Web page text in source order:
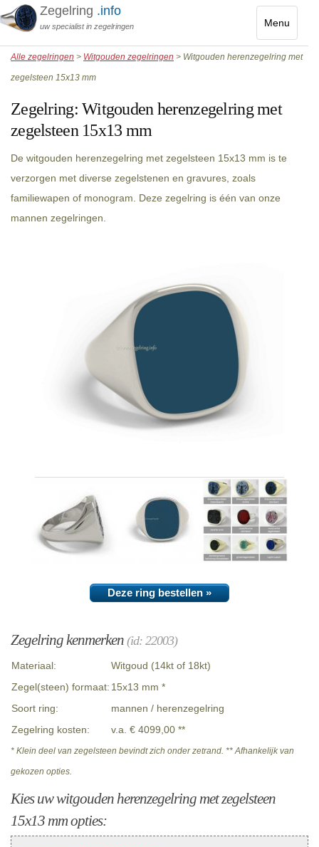
Menu
Toggle
Zegelring .info
uw specialist in zegelringen
Alle zegelringen > Witgouden zegelringen > Witgouden herenzegelring met
zegelsteen 15x13 mm
Zegelring:Witgouden herenzegelring met
zegelsteen 15x13 mm
De witgouden herenzegelring met zegelsteen 15x13 mm is te
verzorgen met diverse zegelstenen en gravures, zoals
familiewapen of monogram. Deze zegelring is één van onze
mannen zegelringen.
Deze ring bestellen »
Zegelring kenmerken (id: 22003)
Materiaal:
Witgoud (14kt of 18kt)
Zegel(steen) formaat: 15x13 mm *
Soort ring:
mannen / herenzegelring
Zegelring kosten:
v.a. € 4099,00 **
* Klein deel van zegelsteen bevindt zich onder zetrand. ** Afhankelijk van
gekozen opties.
Kies uw witgouden herenzegelring met zegelsteen
15x13 mm opties: